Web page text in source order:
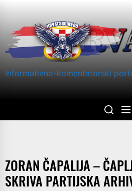
content
Informativno-komentatorski
ZORAN ČAPALIJA –
SKRIVA PARTIJSKA